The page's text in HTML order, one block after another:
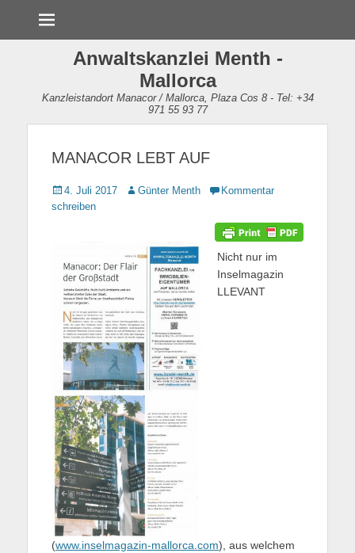
Anwaltskanzlei Menth -
Mallorca
Kanzleistandort Manacor / Mallorca, Plaza Cos 8 - Tel: +34
971 55 93 77
MANACOR LEBT AUF
Gepostet
am
4. Juli 2017 AutorGünter Menth
Kommentar
schreiben
Nicht nur im
Inselmagazin
LLEVANT
(www.inselmagazin-mallorca.com), aus welchem